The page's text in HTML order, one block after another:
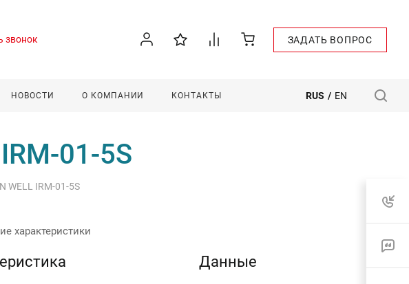
звонок ЗАДАТЬ ВОПРОС
НОВОСТИ О КОМПАНИИ КОНТАКТЫ RUS / EN
01-5S
WELL IRM-01-5S
характеристики
Данные